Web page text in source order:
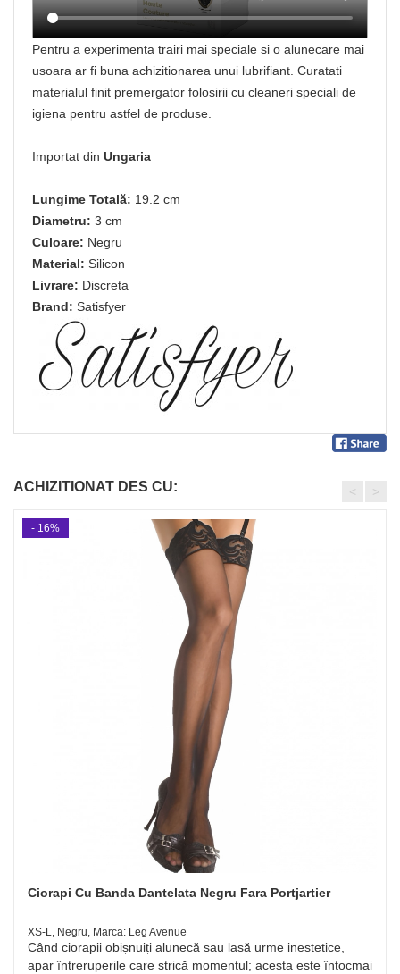
Pentru a experimenta trairi mai speciale si o alunecare mai
usoara ar fi buna achizitionarea unui lubrifiant. Curatati
materialul finit premergator folosirii cu cleaneri speciali de
igiena pentru astfel de produse.
Importat din Ungaria
Lungime Totală: 19.2 cm
Diametru: 3 cm
Culoare: Negru
Material: Silicon
Livrare: Discreta
Brand: Satisfyer
ACHIZITIONAT DES CU:
Ciorapi Cu Banda Dantelata Negru Fara Portjartier
XS-L, Negru, Marca: Leg Avenue
Când ciorapii obișnuiți alunecă sau lasă urme inestetice,
apar întreruperile care strică momentul; acesta este întocmai
- 16%
< >